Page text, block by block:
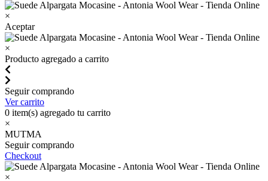
×
Aceptar
×
Producto agregado a carrito
Seguir comprando
Ver carrito
0 item(s) agregado tu carrito
×
MUTMA
Seguir comprando
Checkout
×